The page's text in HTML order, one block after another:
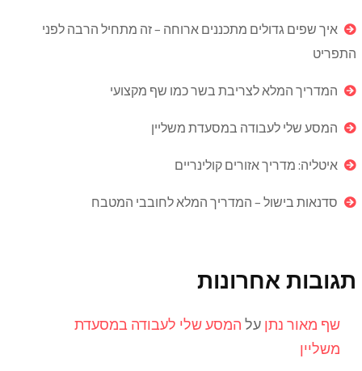
איך שפים גדולים מתכננים ארוחה – זה מתחיל הרבה לפני
התפריט
המדריך המלא לצריבת בשר כמו שף מקצועי
המסע שלי לעבודה במסעדת משליין
איטליה: מדריך אזורים קולינריים
סדנאות בישול – המדריך המלא לחובבי המטבח
תגובות אחרונות
שף מאור נתן על המסע שלי לעבודה במסעדת
משליין